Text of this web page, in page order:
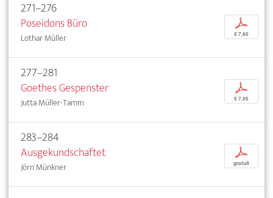
271–276
Poseidons Büro
Lothar Müller
p
€ 7,95
277–281
Goethes Gespenster
Jutta Müller-Tamm
p
€ 7,95
283–284
Ausgekundschaftet
Jörn Münkner
p
gratuit